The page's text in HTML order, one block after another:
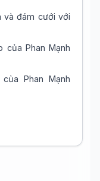
và đám cưới với
của Phan Mạnh
Phan Mạnh